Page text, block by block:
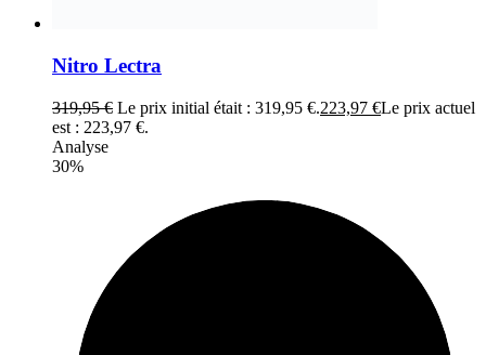
Nitro Lectra
319,95€ Le prix initial était : 319,95 €.223,97 €Le prix actuel
est : 223,97 €.
Analyse
30%